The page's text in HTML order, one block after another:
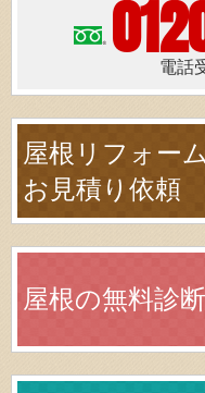
電話
屋根リフォー
お見積り依頼
屋根の無料診断